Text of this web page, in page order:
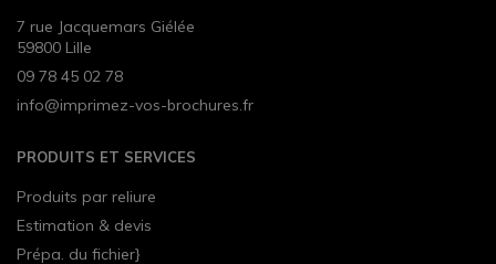
7 rue Jacquemars Giélée
59800 Lille
09 78 45 02 78
info@imprimez-vos-brochures.fr
PRODUITS ET SERVICES
Produits par reliure
Estimation & devis
Prépa. du fichier}